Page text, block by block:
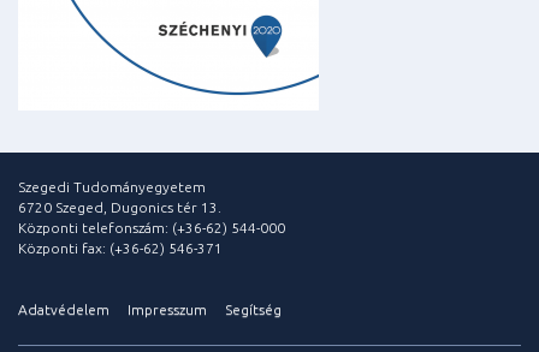
Szegedi Tudományegyetem
6720 Szeged, Dugonics tér 13.
Központi telefonszám: (+36-62) 544-000
Központi fax: (+36-62) 546-371
Adatvédelem Impresszum Segítség